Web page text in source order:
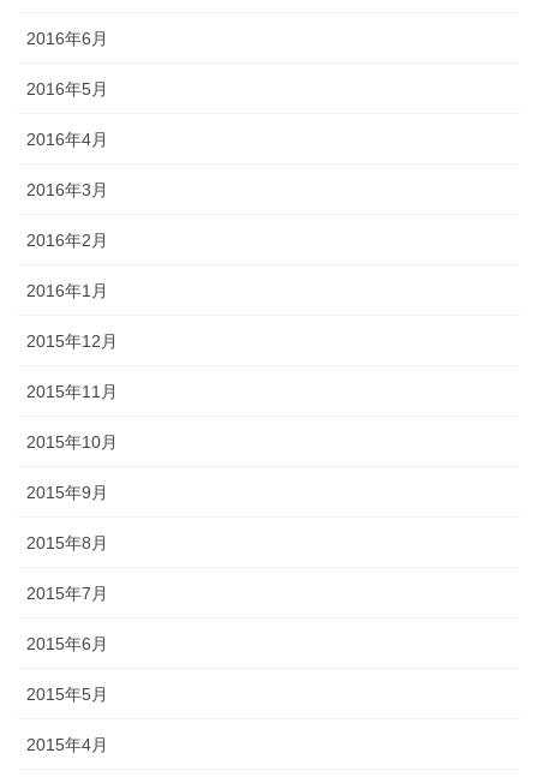
2016年6月
2016年5月
2016年4月
2016年3月
2016年2月
2016年1月
2015年12月
2015年11月
2015年10月
2015年9月
2015年8月
2015年7月
2015年6月
2015年5月
2015年4月